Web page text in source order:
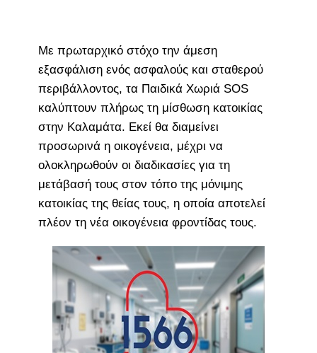
Με πρωταρχικό στόχο την άμεση
εξασφάλιση ενός ασφαλούς και σταθερού
περιβάλλοντος, τα Παιδικά Χωριά SOS
καλύπτουν πλήρως τη μίσθωση κατοικίας
στην Καλαμάτα. Εκεί θα διαμείνει
προσωρινά η οικογένεια, μέχρι να
ολοκληρωθούν οι διαδικασίες για τη
μετάβασή τους στον τόπο της μόνιμης
κατοικίας της θείας τους, η οποία αποτελεί
πλέον τη νέα οικογένεια φροντίδας τους.